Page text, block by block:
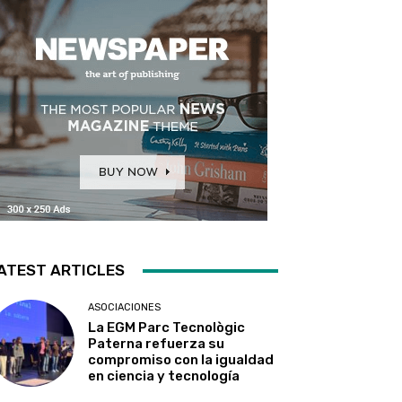
ARTICLES
ASOCIACIONES
La EGM Parc Tecnològic
Paterna refuerza su
compromiso con la igualdad
en ciencia y tecnología